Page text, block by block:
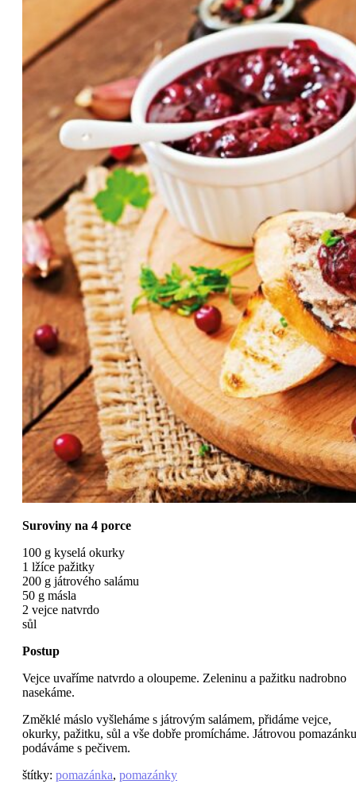
Suroviny na 4 porce
100 g kyselá okurky
1 lžíce pažitky
200 g játrového salámu
50 g másla
2 vejce natvrdo
sůl
Postup
Vejce uvaříme natvrdo a oloupeme. Zeleninu a pažitku nadrobno
nasekáme.
Změklé máslo vyšleháme s játrovým salámem, přidáme vejce,
okurky, pažitku, sůl a vše dobře promícháme. Játrovou pomazánku
podáváme s pečivem.
štítky: pomazánka, pomazánky